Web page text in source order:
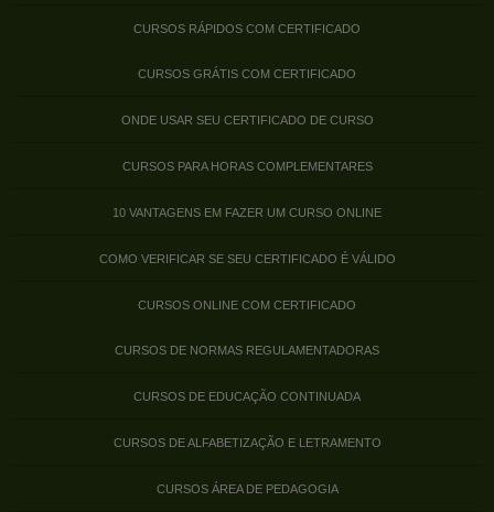
CURSOS RÁPIDOS COM CERTIFICADO
CURSOS GRÁTIS COM CERTIFICADO
ONDE USAR SEU CERTIFICADO DE CURSO
CURSOS PARA HORAS COMPLEMENTARES
10 VANTAGENS EM FAZER UM CURSO ONLINE
COMO VERIFICAR SE SEU CERTIFICADO É VÁLIDO
CURSOS ONLINE COM CERTIFICADO
CURSOS DE NORMAS REGULAMENTADORAS
CURSOS DE EDUCAÇÃO CONTINUADA
CURSOS DE ALFABETIZAÇÃO E LETRAMENTO
CURSOS ÁREA DE PEDAGOGIA